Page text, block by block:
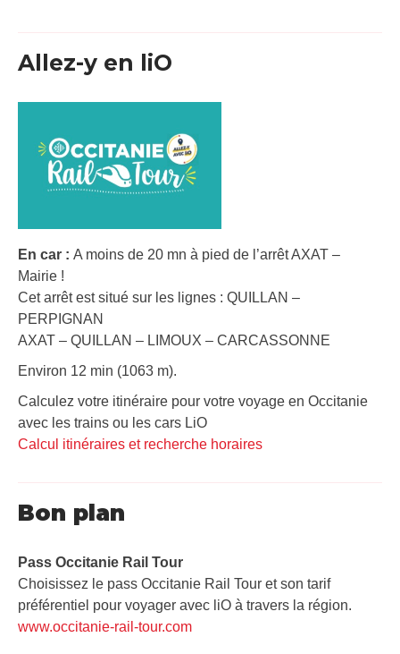
Allez-y en liO
En car : A moins de 20 mn à pied de l’arrêt AXAT –
Mairie !
Cet arrêt est situé sur les lignes : QUILLAN –
PERPIGNAN
AXAT – QUILLAN – LIMOUX – CARCASSONNE
Environ 12 min (1063 m).
Calculez votre itinéraire pour votre voyage en Occitanie
avec les trains ou les cars LiO
Calcul itinéraires et recherche horaires
Bon plan
Pass Occitanie Rail Tour​
Choisissez le pass Occitanie Rail Tour et son tarif
préférentiel pour voyager avec liO à travers la région.
www.occitanie-rail-tour.com